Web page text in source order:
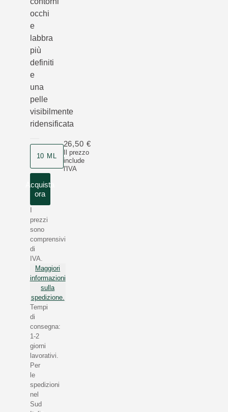
occhi
e
labbra
più
definiti
e
una
pelle
visibilmente
ridensificata
10 ML
Il prezzo
include
l'IVA
26,50 €
Acquista
ora
prezzi
sono
comprensivi
di
IVA.
Maggiori
informazioni
sulla
spedizione.
Tempi
di
consegna:
1-2
giorni
lavorativi.
Per
le
spedizioni
nel
Sud